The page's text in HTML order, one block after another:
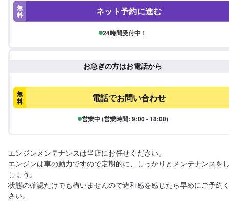
無
料 ネット予約に進む
24時間受付中！
お急ぎの方はお電話から
無
料 電話でお問い合わせ
営業中 (営業時間: 9:00 - 18:00)
エンジンメンテナンスは当店にお任せください。
エンジンは車の動力ですので定期的に、しっかりとメンテナンスを
しょう。
状態の確認だけでも構いませんので違和感を感じたら早めにご予約
さい。